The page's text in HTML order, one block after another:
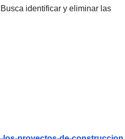
identificar y eliminar las